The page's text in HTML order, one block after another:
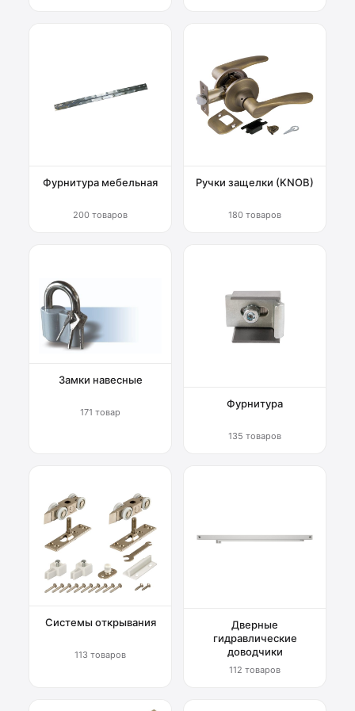
Фурнитура мебельная
200 товаров
Ручки защелки (KNOB)
180 товаров
Замки навесные
171 товар
Фурнитура
135 товаров
Системы открывания
113 товаров
Дверные
гидравлические
доводчики
112 товаров